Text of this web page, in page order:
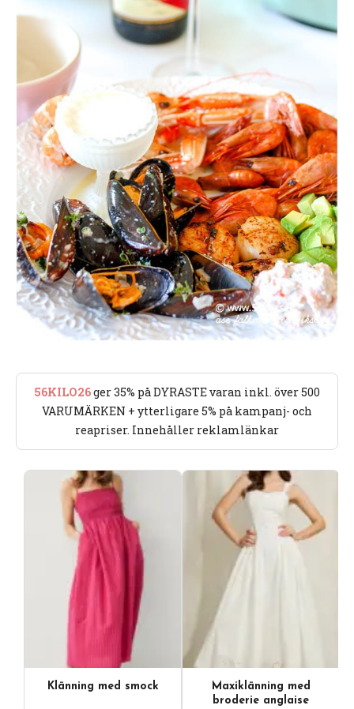
56KILO26ger 35% på DYRASTE varan inkl. över 500
VARUMÄRKEN + ytterligare 5% på kampanj- och
reapriser. Innehåller reklamlänkar
Klänning med smock
Maxiklänning med
broderie anglaise